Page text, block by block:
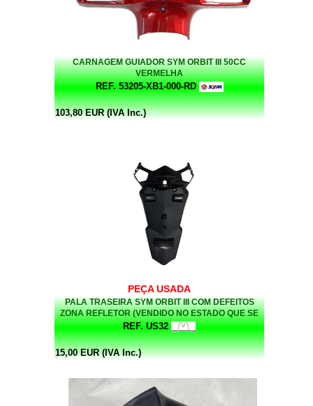
CARNAGEM GUIADOR SYM ORBIT III 50CC
VERMELHA
REF. 53205-XB1-000-RD
103,80 EUR (IVA Inc.)
PEÇA USADA
PALA TRASEIRA SYM ORBIT III COM DEFEITOS
ZONA REFLETOR (VENDIDO NO ESTADO QUE SE
ENCONTRA)
REF. US32
15,00 EUR (IVA Inc.)